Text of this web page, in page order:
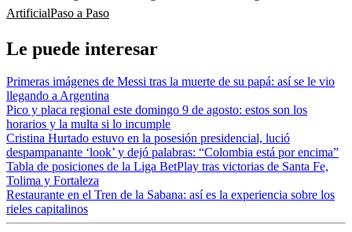
ArtificialPaso a Paso
Le puede interesar
Primeras imágenes de Messi tras la muerte de su papá: así se le vio
llegando a Argentina
Pico y placa regional este domingo 9 de agosto: estos son los
horarios y la multa si lo incumple
Cristina Hurtado estuvo en la posesión presidencial, lució
despampanante ‘look’ y dejó palabras: “Colombia está por encima”
Tabla de posiciones de la Liga BetPlay tras victorias de Santa Fe,
Tolima y Fortaleza
Restaurante en el Tren de la Sabana: así es la experiencia sobre los
rieles capitalinos